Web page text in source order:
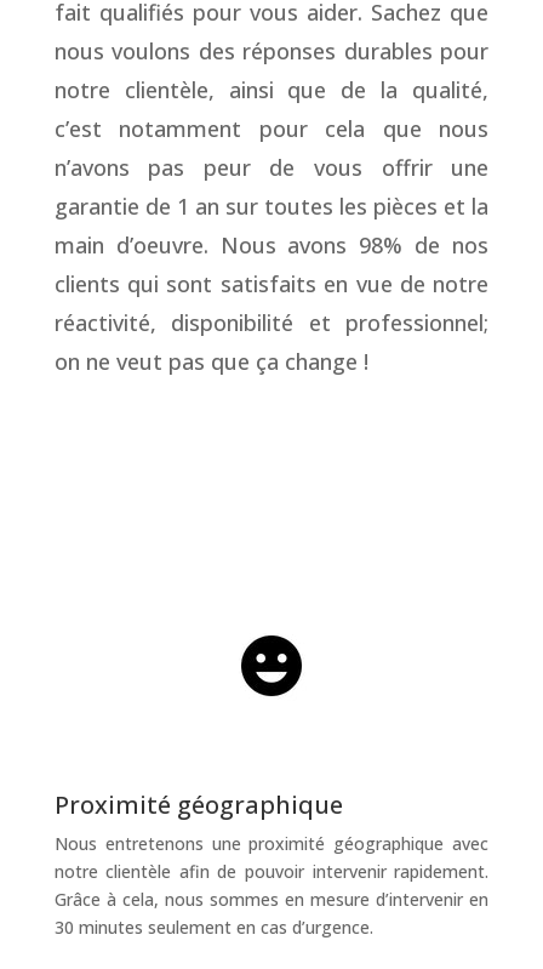
fait qualifiés pour vous aider. Sachez que
nous voulons des réponses durables pour
notre clientèle, ainsi que de la qualité,
c’est notamment pour cela que nous
n’avons pas peur de vous offrir une
garantie de 1 an sur toutes les pièces et la
main d’oeuvre. Nous avons 98% de nos
clients qui sont satisfaits en vue de notre
réactivité, disponibilité et professionnel;
on ne veut pas que ça change !
Proximité géographique
Nous entretenons une proximité géographique avec
notre clientèle afin de pouvoir intervenir rapidement.
Grâce à cela, nous sommes en mesure d’intervenir en
30 minutes seulement en cas d’urgence.